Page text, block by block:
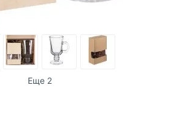
Еще 2